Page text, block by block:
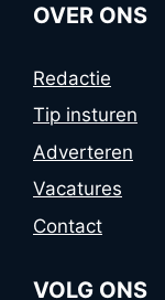
OVER ONS
Redactie
Tip insturen
Adverteren
Vacatures
Contact
VOLG ONS